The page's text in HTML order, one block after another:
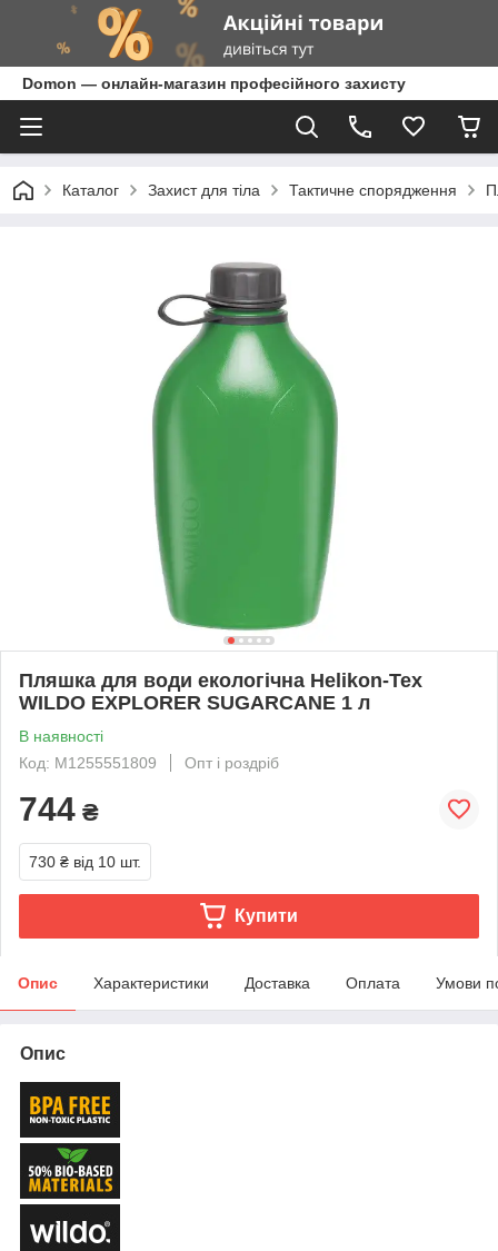
Domon — онлайн-магазин професійного захисту
Каталог Захист для тіла Тактичне спорядження
Пляшка для води екологічна Helikon-Tex
WILDO EXPLORER SUGARCANE 1 л
В наявності
Код: M1255551809
Опт і роздріб
744 ₴
730 ₴ від 10 шт.
Купити
Опис Характеристики Доставка Оплата Умови
Опис